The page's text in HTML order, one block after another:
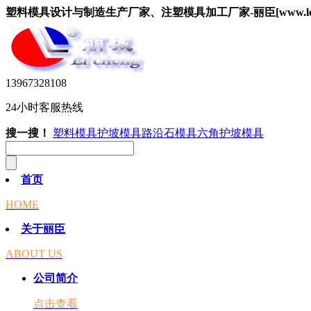
塑料模具设计与制造生产厂家、注塑模具加工厂家-丽臣
13967328108
24小时客服热线
搜一搜！ 塑料模具护坡模具路沿石模具六角护坡模具
首页
HOME
关于丽臣
ABOUT US
公司简介
点击查看